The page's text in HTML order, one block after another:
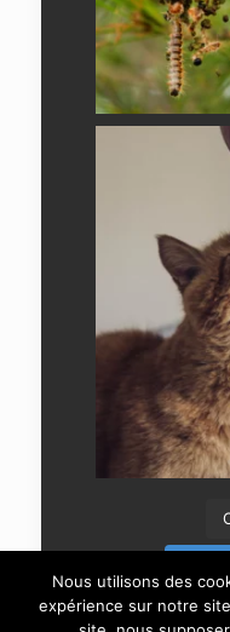
Nous utilisons des
expérience sur notre